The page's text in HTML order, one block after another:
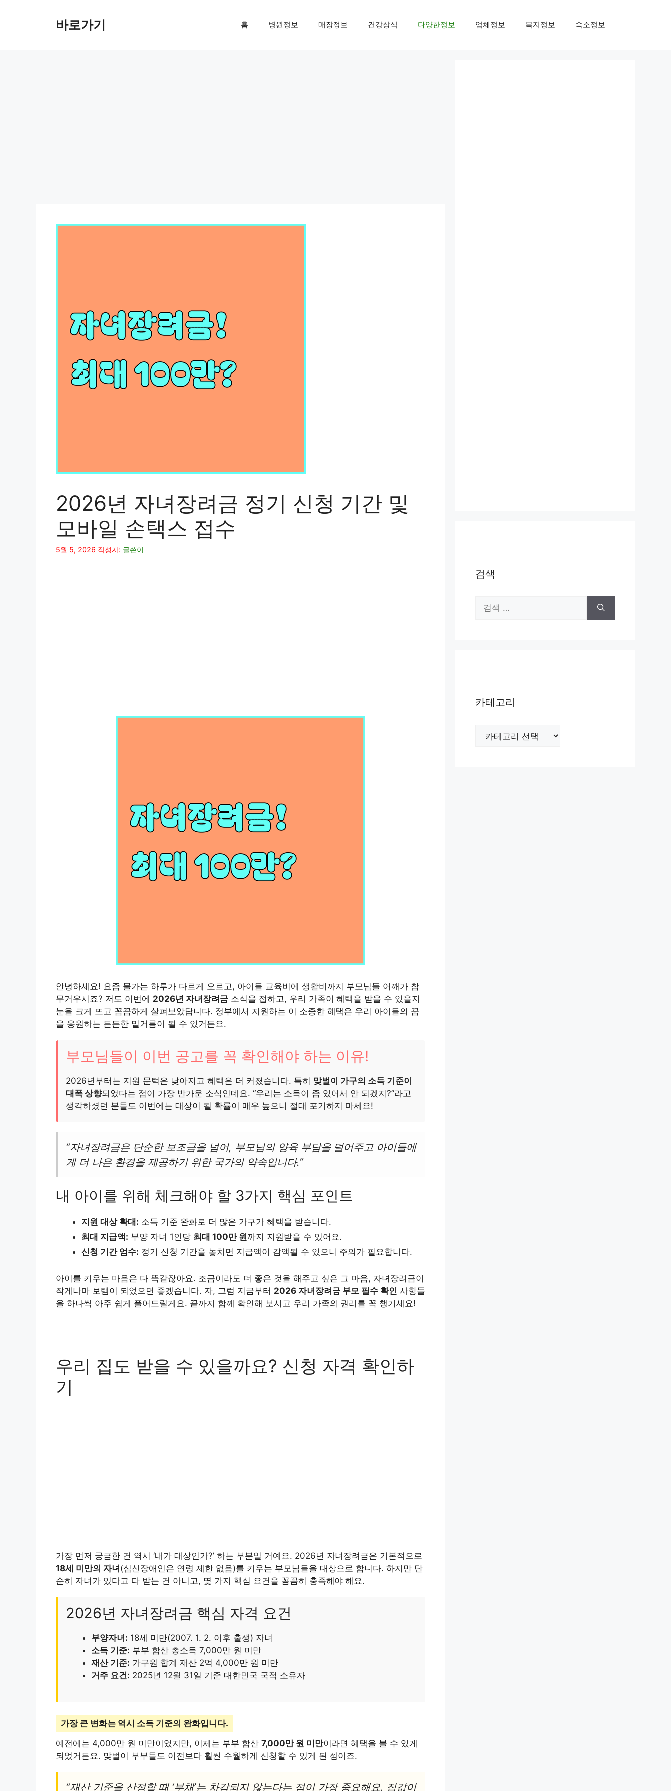
바로가기 홈 병원정보 매장정보 건강상식 다양한정보 업체정보 복지정보 숙소정보
2026년 자녀장려금 정기 신청 기간 및
모바일 손택스 접수
5월 5, 2026 작성자: 글쓴이
안녕하세요! 요즘 물가는 하루가 다르게 오르고, 아이들 교육비에 생활비까지 부모님들 어깨가 참
무거우시죠? 저도 이번에 2026년 자녀장려금 소식을 접하고, 우리 가족이 혜택을 받을 수 있을지
눈을 크게 뜨고 꼼꼼하게 살펴보았답니다. 정부에서 지원하는 이 소중한 혜택은 우리 아이들의 꿈
을 응원하는 든든한 밑거름이 될 수 있거든요.
부모님들이 이번 공고를 꼭 확인해야 하는 이유!
2026년부터는 지원 문턱은 낮아지고 혜택은 더 커졌습니다. 특히 맞벌이 가구의 소득 기준이
대폭 상향되었다는 점이 가장 반가운 소식인데요. “우리는 소득이 좀 있어서 안 되겠지?”라고
생각하셨던 분들도 이번에는 대상이 될 확률이 매우 높으니 절대 포기하지 마세요!
“자녀장려금은 단순한 보조금을 넘어, 부모님의 양육 부담을 덜어주고 아이들에
게 더 나은 환경을 제공하기 위한 국가의 약속입니다.”
내 아이를 위해 체크해야 할 3가지 핵심 포인트
지원 대상 확대: 소득 기준 완화로 더 많은 가구가 혜택을 받습니다.
최대 지급액: 부양 자녀 1인당 최대 100만 원까지 지원받을 수 있어요.
신청 기간 엄수: 정기 신청 기간을 놓치면 지급액이 감액될 수 있으니 주의가 필요합니다.
아이를 키우는 마음은 다 똑같잖아요. 조금이라도 더 좋은 것을 해주고 싶은 그 마음, 자녀장려금이
작게나마 보탬이 되었으면 좋겠습니다. 자, 그럼 지금부터 2026 자녀장려금 부모 필수 확인 사항들
을 하나씩 아주 쉽게 풀어드릴게요. 끝까지 함께 확인해 보시고 우리 가족의 권리를 꼭 챙기세요!
우리 집도 받을 수 있을까요? 신청 자격 확인하
기
가장 먼저 궁금한 건 역시 ‘내가 대상인가?’ 하는 부분일 거예요. 2026년 자녀장려금은 기본적으로
18세 미만의 자녀(심신장애인은 연령 제한 없음)를 키우는 부모님들을 대상으로 합니다. 하지만 단
순히 자녀가 있다고 다 받는 건 아니고, 몇 가지 핵심 요건을 꼼꼼히 충족해야 해요.
2026년 자녀장려금 핵심 자격 요건
부양자녀: 18세 미만(2007. 1. 2. 이후 출생) 자녀
소득 기준: 부부 합산 총소득 7,000만 원 미만
재산 기준: 가구원 합계 재산 2억 4,000만 원 미만
거주 요건: 2025년 12월 31일 기준 대한민국 국적 소유자
가장 큰 변화는 역시 소득 기준의 완화입니다.
예전에는 4,000만 원 미만이었지만, 이제는 부부 합산 7,000만 원 미만이라면 혜택을 볼 수 있게
되었거든요. 맞벌이 부부들도 이전보다 훨씬 수월하게 신청할 수 있게 된 셈이죠.
“재산 기준을 산정할 때 ‘부채’는 차감되지 않는다는 점이 가장 중요해요. 집값이
검색
색:
카테고리